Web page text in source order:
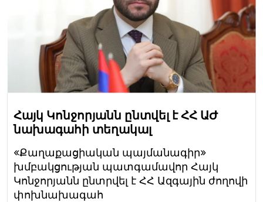
Հայկ Կոնջորյանն ընտվել է ՀՀ ԱԺ
նախագահի տեղակալ
«Քաղաքացիական պայմանագիր»
խմբակցության պատգամավոր Հայկ
Կոնջորյանն ընտրվել է ՀՀ Ազգային ժողովի
փոխնախագահ